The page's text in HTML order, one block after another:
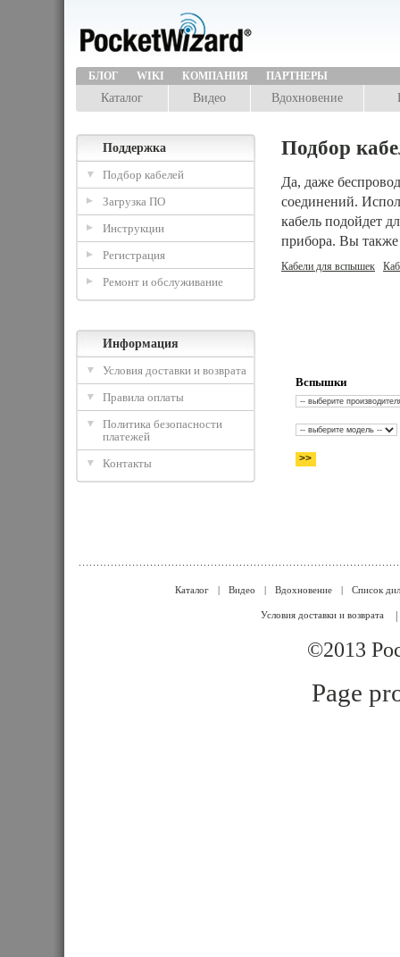
БЛОГ WIKI КОМПАНИЯ ПАРТНЕРЫ
Каталог Видео Вдохновение
Поддержка
Подбор кабелей
Загрузка ПО
Инструкции
Регистрация
Ремонт и обслуживание
Информация
Условия доставки и возврата
Правила оплаты
Политика безопасности
платежей
Контакты
Подбор
Да, даже
соединений.
кабель подойдет
прибора. Вы также
Кабели для вспышек
Вспышки
Каталог | Видео | Вдохновение | Список
Условия доставки и возврата
©2013
Page